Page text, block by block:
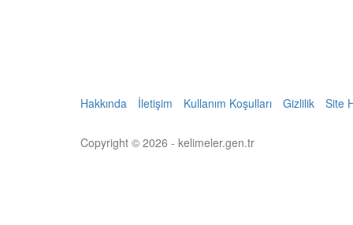
Hakkında İletişim Kullanım Koşulları Gizlilik Site
Copyright © 2026 - kelimeler.gen.tr